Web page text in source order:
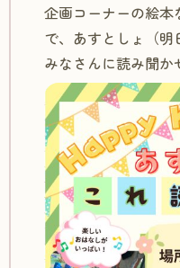
企画コーナーの絵本
で、あすとしょ（
みなさんに読み聞か